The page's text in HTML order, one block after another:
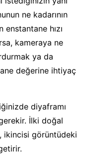
ne kadarının
enstantane hızı
kameraya ne
ya da
değerine ihtiyaç
diyaframı
İlki doğal
ikincisi görüntüdeki